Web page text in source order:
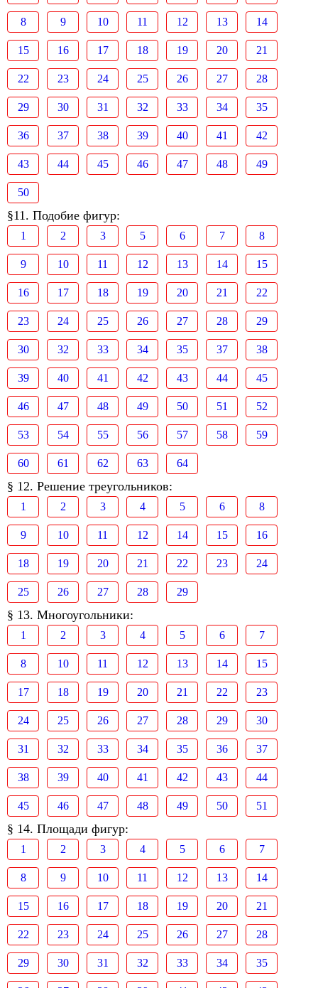
8 9 10 11 12 13 14
15 16 17 18 19 20 21
22 23 24 25 26 27 28
29 30 31 32 33 34 35
36 37 38 39 40 41 42
43 44 45 46 47 48 49
50
§11. Подобие фигур:
1 2 3 5 6 7 8
9 10 11 12 13 14 15
16 17 18 19 20 21 22
23 24 25 26 27 28 29
30 32 33 34 35 37 38
39 40 41 42 43 44 45
46 47 48 49 50 51 52
53 54 55 56 57 58 59
60 61 62 63 64
§ 12. Решение треугольников:
1 2 3 4 5 6 8
9 10 11 12 14 15 16
18 19 20 21 22 23 24
25 26 27 28 29
§ 13. Многоугольники:
1 2 3 4 5 6 7
8 10 11 12 13 14 15
17 18 19 20 21 22 23
24 25 26 27 28 29 30
31 32 33 34 35 36 37
38 39 40 41 42 43 44
45 46 47 48 49 50 51
§ 14. Площади фигур:
1 2 3 4 5 6 7
8 9 10 11 12 13 14
15 16 17 18 19 20 21
22 23 24 25 26 27 28
29 30 31 32 33 34 35